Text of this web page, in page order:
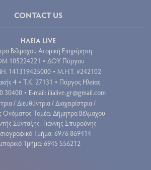
CONTACT US
ΗΛΕΙΑ LIVE
Βέλμαχου Ατομική Επιχείρηση
105224221 • ΔΟΥ Πύργου
141319425000 • Μ.Η.Τ. #242102
4 • Τ.Κ. 27131 • Πύργος Ηλείας
30400 • E-mail: ilialive.gr@gmail.com
/ Διευθύντρια / Διαχειρίστρια /
Ονόματος Τομέα: Δήμητρα Βέλμαχου
Σύνταξης: Γιάννης Σπυρούνης
Τμήμα: 6976 869414
Τμήμα: 6945 556212